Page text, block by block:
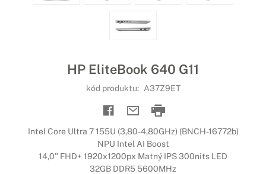
HP EliteBook 640 G11
kód produktu: A37Z9ET
Intel Core Ultra 7 155U (3,80-4,80GHz) (BNCH-16772b)
NPU Intel AI Boost
14,0" FHD+ 1920x1200px Matný IPS 300nits LED
32GB DDR5 5600MHz